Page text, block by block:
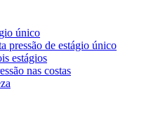
único
pressão de estágio único
estágios
nas costas